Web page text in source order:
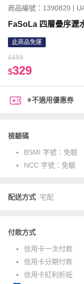
商品編號：1390820 |
FaSoLa 四層疊序瀝
此商品免運
$499
$329
※不適用優惠券
檢驗碼
BSMI 字號： 免驗
NCC 字號： 免驗
配送方式 宅配
付款方式
信用卡一次付款
信用卡分期付款
信用卡紅利折抵